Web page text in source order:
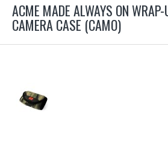
ACME MADE ALWAYS ON
CAMERA CASE (CAMO)